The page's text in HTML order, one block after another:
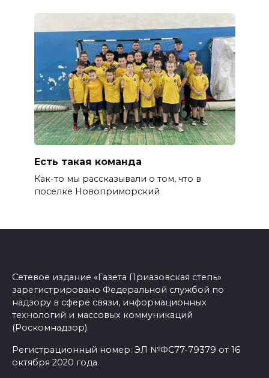
Есть такая команда
Как-то мы рассказывали о том, что в
поселке Новоприморский
Сетевое издание «Газета Приазовская степь»
зарегистрировано Федеральной службой по
надзору в сфере связи, информационных
технологий и массовых коммуникаций
(Роскомнадзор).
Регистрационный номер: ЭЛ №ФС77-79379 от 16
октября 2020 года.